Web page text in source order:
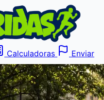
Calculadoras
Enviar